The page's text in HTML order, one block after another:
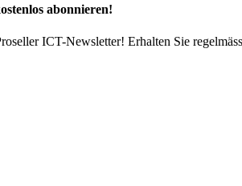
abonnieren!
ICT-Newsletter! Erhalten Sie